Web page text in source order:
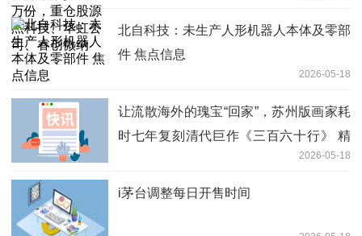
北自科技：未生产人形机器人本体及零部
件 焦点信息
2026-05-18
让流散海外的瑰宝“回家”，苏州版画家耗
时七年复刻清代巨作《三百六十行》 精
2026-05-18
i茅台调整每日开售时间